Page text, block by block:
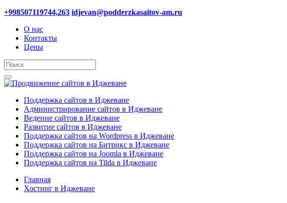
+998507119744,263 idjevan@podderzkasaitov-am.ru
О нас
Контакты
Цены
Поддержка сайтов в Иджеване
Администрирование сайтов в Иджеване
Ведение сайтов в Иджеване
Развитие сайтов в Иджеване
Поддержка сайтов на Wordpress в Иджеване
Поддержка сайтов на Битрикс в Иджеване
Поддержка сайтов на Joomla в Иджеване
Поддержка сайтов на Tilda в Иджеване
Главная
Хостинг в Иджеване